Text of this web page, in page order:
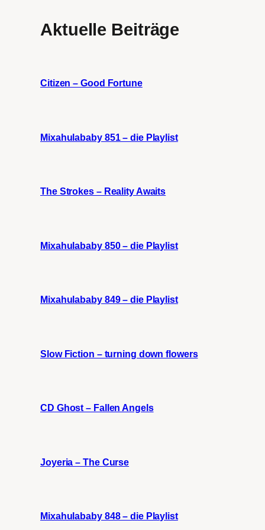
Aktuelle Beiträge
Citizen – Good Fortune
Mixahulababy 851 – die Playlist
The Strokes – Reality Awaits
Mixahulababy 850 – die Playlist
Mixahulababy 849 – die Playlist
Slow Fiction – turning down flowers
CD Ghost – Fallen Angels
Joyeria – The Curse
Mixahulababy 848 – die Playlist